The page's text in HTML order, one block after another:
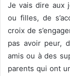
Je vais dire aux
ou filles, de
croix de
pas avoir peur,
amis ou à des
parents qui ont